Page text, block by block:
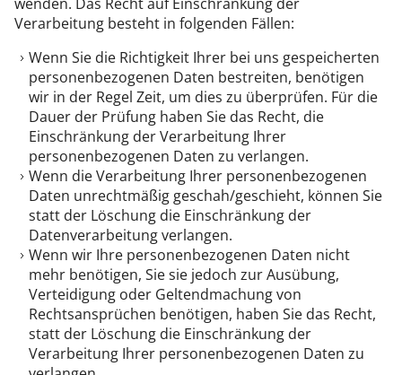
Verarbeitung besteht in folgenden Fällen:
Wenn Sie die Richtigkeit Ihrer bei uns gespeicherten
personenbezogenen Daten bestreiten, benötigen
wir in der Regel Zeit, um dies zu überprüfen. Für die
Dauer der Prüfung haben Sie das Recht, die
Einschränkung der Verarbeitung Ihrer
personenbezogenen Daten zu verlangen.
Wenn die Verarbeitung Ihrer personenbezogenen
Daten unrechtmäßig geschah/geschieht, können Sie
statt der Löschung die Einschränkung der
Datenverarbeitung verlangen.
Wenn wir Ihre personenbezogenen Daten nicht
mehr benötigen, Sie sie jedoch zur Ausübung,
Verteidigung oder Geltendmachung von
Rechtsansprüchen benötigen, haben Sie das Recht,
statt der Löschung die Einschränkung der
Verarbeitung Ihrer personenbezogenen Daten zu